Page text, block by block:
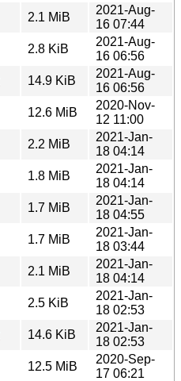
2.1 MiB
2021-Aug-
16 07:44
2.8 KiB
2021-Aug-
16 06:56
14.9 KiB
2021-Aug-
16 06:56
12.6 MiB
2020-Nov-
12 11:00
2.2 MiB
2021-Jan-
18 04:14
1.8 MiB
2021-Jan-
18 04:14
1.7 MiB
2021-Jan-
18 04:55
1.7 MiB
2021-Jan-
18 03:44
2.1 MiB
2021-Jan-
18 04:14
2.5 KiB
2021-Jan-
18 02:53
14.6 KiB
2021-Jan-
18 02:53
12.5 MiB
2020-Sep-
17 06:21